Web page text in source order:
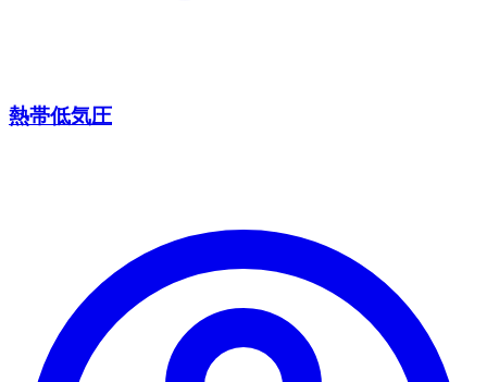
熱帯低気圧